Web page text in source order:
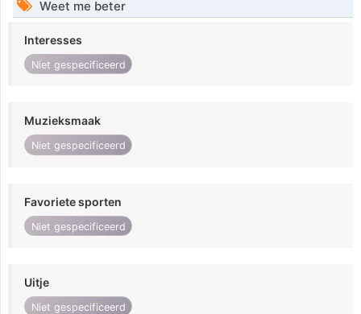
Weet me beter
Interesses
Niet gespecificeerd
Muzieksmaak
Niet gespecificeerd
Favoriete sporten
Niet gespecificeerd
Uitje
Niet gespecificeerd